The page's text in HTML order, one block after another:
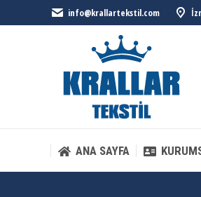
info@krallartekstil.com
ANA SAYFA
ANA SAYFA